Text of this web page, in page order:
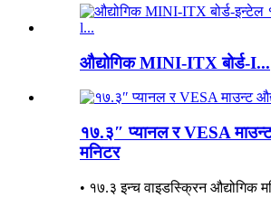
औद्योगिक MINI-ITX बोर्ड-I...
१७.३″ प्यानल र VESA
मनिटर
• १७.३ इन्च वाइडस्क्रिन औद्योगिक